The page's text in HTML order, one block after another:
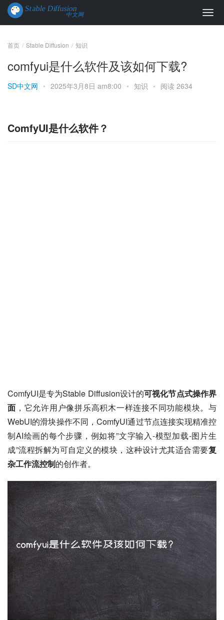
首页 Stable Diffusion 知识
comfyui是什么软件及该如何下载?
SD中文网 • 2025年3月8日 am8:00 • 知识 • 阅读 2634
ComfyUI是什么软件？
ComfyUI是专为Stable Diffusion设计的可视化节点式操作界
面 ，它允许用户像拼乐高积木一样连接不同功能模块。与
WebUI的滑块操作不同，ComfyUI通过节点连接实现精准控
制AI绘画的每个步骤，例如将”文字输入-模型加载-图片生
成”流程拆解为可自定义的模块，这种设计尤其适合需要复
杂工作流控制的创作者。